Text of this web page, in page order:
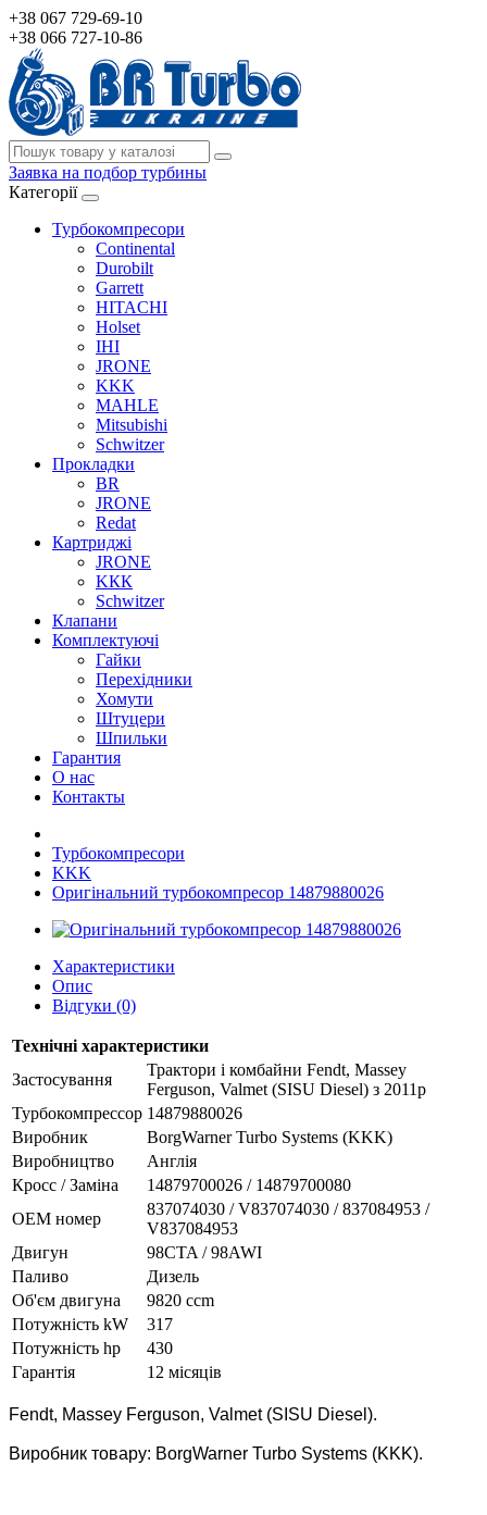
+38 067 729-69-10
+38 066 727-10-86
Заявка на подбор турбины
Категорії
Турбокомпресори
Continental
Durobilt
Garrett
HITACHI
Holset
IHI
JRONE
KKK
MAHLE
Mitsubishi
Schwitzer
Прокладки
BR
JRONE
Redat
Картриджі
JRONE
KКК
Schwitzer
Клапани
Комплектуючі
Гайки
Перехідники
Хомути
Штуцери
Шпильки
Гарантия
О нас
Контакты
Турбокомпресори
KKK
Оригінальний турбокомпресор 14879880026
Характеристики
Опис
Відгуки (0)
Технічні характеристики
Застосування
Трактори і комбайни Fendt, Massey
Ferguson, Valmet (SISU Diesel) з 2011р
Турбокомпрессор 14879880026
Виробник
BorgWarner Turbo Systems (KKK)
Виробництво
Англія
Кросс / Заміна
14879700026 / 14879700080
ОЕМ номер
837074030 / V837074030 / 837084953 /
V837084953
Двигун
98CTA / 98AWI
Паливо
Дизель
Об'єм двигуна
9820 ccm
Потужність kW
317
Потужність hp
430
Гарантія
12 місяців
Fendt, Massey Ferguson, Valmet (SISU Diesel).
Виробник товару: BorgWarner Turbo Systems (KKK).